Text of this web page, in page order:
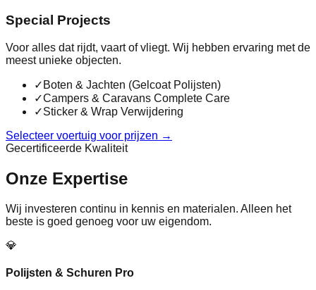
Special Projects
Voor alles dat rijdt, vaart of vliegt. Wij hebben ervaring met de
meest unieke objecten.
✓ Boten & Jachten (Gelcoat Polijsten)
✓Campers & Caravans Complete Care
✓Sticker & Wrap Verwijdering
Selecteer voertuig voor prijzen →
Gecertificeerde Kwaliteit
Onze Expertise
Wij investeren continu in kennis en materialen. Alleen het
beste is goed genoeg voor uw eigendom.
💎
Polijsten & Schuren Pro